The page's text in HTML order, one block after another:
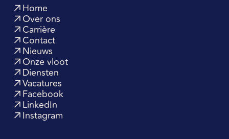
Home
Over ons
Carrière
Contact
Nieuws
Onze vloot
Diensten
Vacatures
Facebook
LinkedIn
Instagram